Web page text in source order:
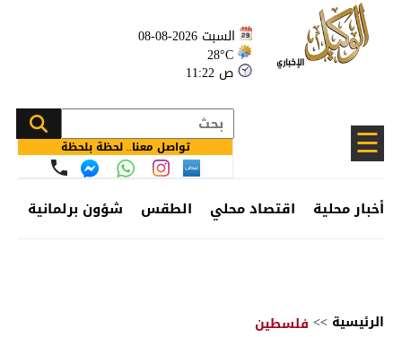
السبت 2026-08-08
28°C
11:22 ص
☰ تواصل معنا.. لحظة بلحظة
أخبار محلية اقتصاد محلي الطقس شؤون برلمانية
الرئيسية >> فلسطين